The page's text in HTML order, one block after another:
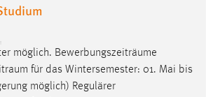
möglich. Bewerbungszeiträume
für das Wintersemester: 01. Mai bis
möglich) Regulärer
MIBEW_UserID, mibew_locale, mibew-
5e9dbeb1811c0446